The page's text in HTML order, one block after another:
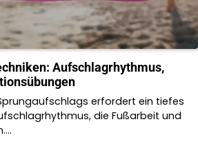
Aufschlagrhythmus,
erfordert ein tiefes
die Fußarbeit und